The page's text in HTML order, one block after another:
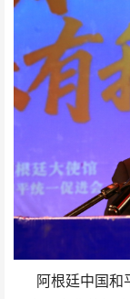
阿根廷中国和